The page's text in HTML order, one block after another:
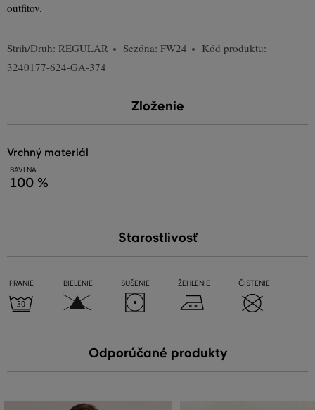
outfitov.
Strih/Druh: REGULAR Sezóna: FW24
Kód produktu:
3240177-624-GA-374
Zloženie
vrchný materiál
BAVLNA
100 %
Starostlivosť
PRANIE BIELENIE SUŠENIE ŽEHLENIE ČISTENIE
Odporúčané produkty